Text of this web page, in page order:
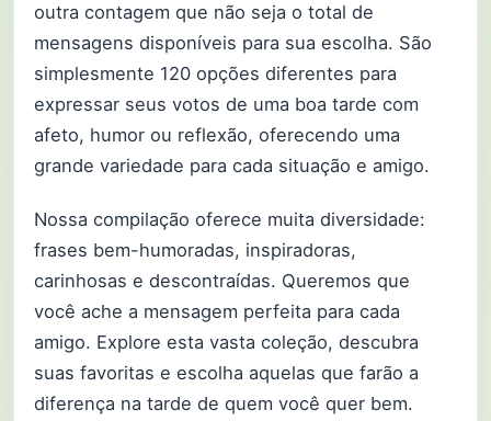
outra contagem que não seja o total de
mensagens disponíveis para sua escolha. São
simplesmente 120 opções diferentes para
expressar seus votos de uma boa tarde com
afeto, humor ou reflexão, oferecendo uma
grande variedade para cada situação e amigo.
Nossa compilação oferece muita diversidade:
frases bem-humoradas, inspiradoras,
carinhosas e descontraídas. Queremos que
você ache a mensagem perfeita para cada
amigo. Explore esta vasta coleção, descubra
suas favoritas e escolha aquelas que farão a
diferença na tarde de quem você quer bem.